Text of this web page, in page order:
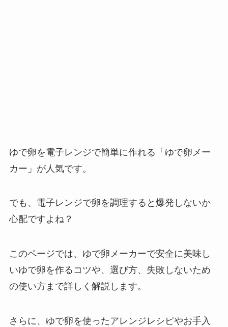
ゆで卵を電子レンジで簡単に作れる「ゆで卵メー
カー」が人気です。
でも、電子レンジで卵を調理すると爆発しないか
心配ですよね？
このページでは、ゆで卵メーカーで安全に美味し
いゆで卵を作るコツや、選び方、失敗しないため
の使い方まで詳しく解説します。
さらに、ゆで卵を使ったアレンジレシピやお手入